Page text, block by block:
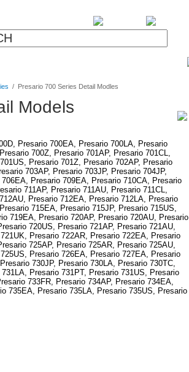
/ Presario 700 Series Detail Modles
Models
Presario 700EA, Presario 700LA, Presario
700Z, Presario 701AP, Presario 701CL,
Presario 701Z, Presario 702AP, Presario
703AP, Presario 703JP, Presario 704JP,
Presario 709EA, Presario 710CA, Presario
711AP, Presario 711AU, Presario 711CL,
Presario 712EA, Presario 712LA, Presario
715EA, Presario 715JP, Presario 715US,
719EA, Presario 720AP, Presario 720AU, Presario
720US, Presario 721AP, Presario 721AU,
Presario 722AR, Presario 722EA, Presario
725AP, Presario 725AR, Presario 725AU,
Presario 726EA, Presario 727EA, Presario
730JP, Presario 730LA, Presario 730TC,
Presario 731PT, Presario 731US, Presario
733FR, Presario 734AP, Presario 734EA,
735EA, Presario 735LA, Presario 735US, Presario